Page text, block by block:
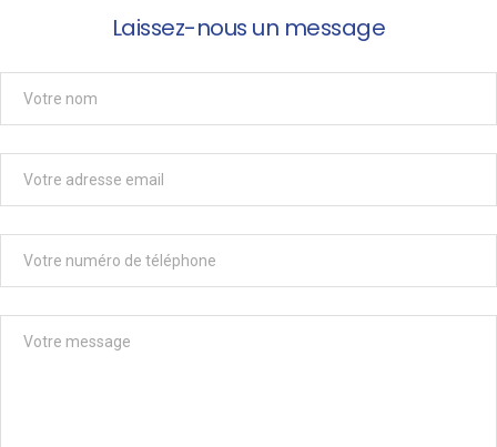
Laissez-nous un message